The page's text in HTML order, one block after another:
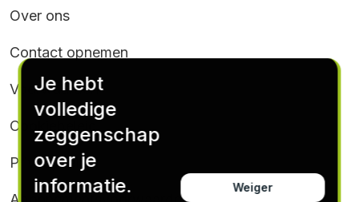
Over ons
Contact opnemen
Voorwaarden
Cookiebeleid
Privacybeleid
Je hebt
volledige
zeggenschap
over je
informatie.
Weiger